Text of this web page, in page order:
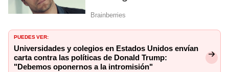
PUEDES VER:
Universidades y colegios en Estados Unidos envían
carta contra las políticas de Donald Trump:
"Debemos oponernos a la intromisión"